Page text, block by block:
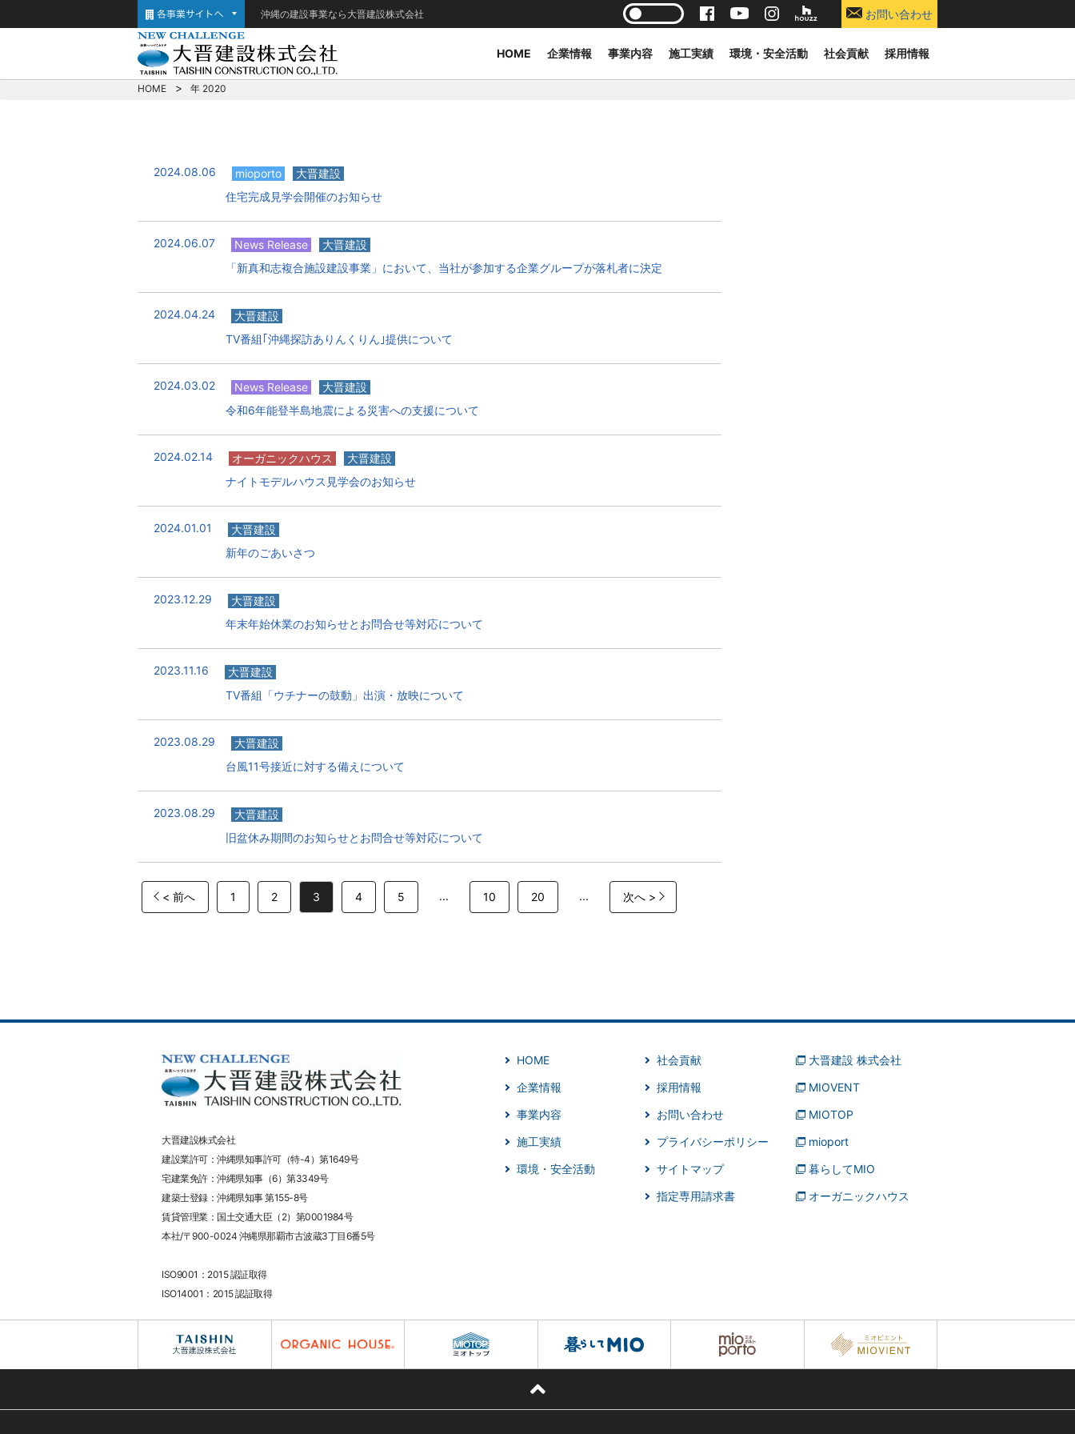
沖縄の建設事業なら大晋建設株式会社 お問い合わせ
HOME 企業情報 事業内容 施工実績 環境・安全活動 社会貢献 採用情報
HOME 年 2020
2024.08.06 mioporto
大晋建設
住宅完成見学会開催のお知らせ
2024.06.07 News Release
大晋建設
「新真和志複合施設建設事業」において、当社が参加する企業グループが落札者に決定
2024.04.24
大晋建設
TV番組｢沖縄探訪ありんくりん｣提供について
2024.03.02 News Release
大晋建設
令和6年能登半島地震による災害への支援について
2024.02.14 オーガニックハウス
大晋建設
ナイトモデルハウス見学会のお知らせ
2024.01.01
大晋建設
新年のごあいさつ
2023.12.29
大晋建設
年末年始休業のお知らせとお問合せ等対応について
2023.11.16
大晋建設
TV番組「ウチナーの鼓動」出演・放映について
2023.08.29
大晋建設
台風11号接近に対する備えについて
2023.08.29
大晋建設
旧盆休み期間のお知らせとお問合せ等対応について
< 前へ 1 2 3 4 5 ... 10 20 ... 次へ >
大晋建設株式会社
建設業許可：沖縄県知事許可（特-4）第1649号
宅建業免許：沖縄県知事（6）第3349号
建築士登録：沖縄県知事 第155-8号
賃貸管理業：国土交通大臣（2）第0001984号
本社/〒900-0024 沖縄県那覇市古波蔵3丁目6番5号
ISO9001：2015 認証取得
ISO14001：2015 認証取得
HOME
企業情報
事業内容
施工実績
環境・安全活動
社会貢献
採用情報
お問い合わせ
プライバシーポリシー
サイトマップ
指定専用請求書
大晋建設 株式会社
MIOVENT
MIOTOP
mioport
暮らしてMIO
オーガニックハウス